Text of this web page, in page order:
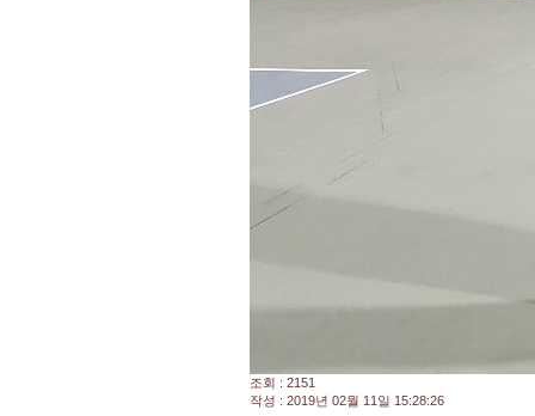
조회 : 2151
작성 : 2019년 02월 11일 15:28:26